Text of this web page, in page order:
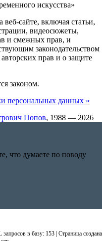
искусства»
сайте, включая статьи,
видеосюжеты,
и смежных прав, и
законодательством
прав и о защите
законом.
персональных данных »
Попов, 1988 — 2026
что думаете по поводу
в базу: 153 | Страница создана